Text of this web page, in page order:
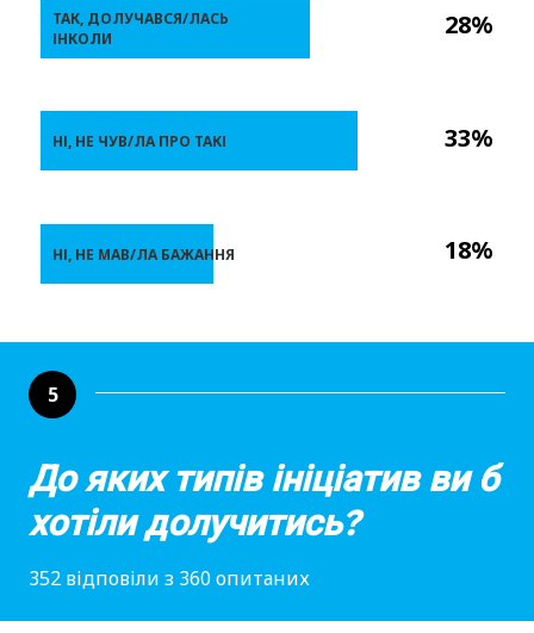
28%
33%
18%
ТАК, ДОЛУЧАВСЯ/ЛАСЬ
ІНКОЛИ
НІ, НЕ ЧУВ/ЛА ПРО ТАКІ
НІ, НЕ МАВ/ЛА БАЖАННЯ
5
До яких типів ініціатив ви б
хотіли долучитись?
352 відповіли з 360 опитаних